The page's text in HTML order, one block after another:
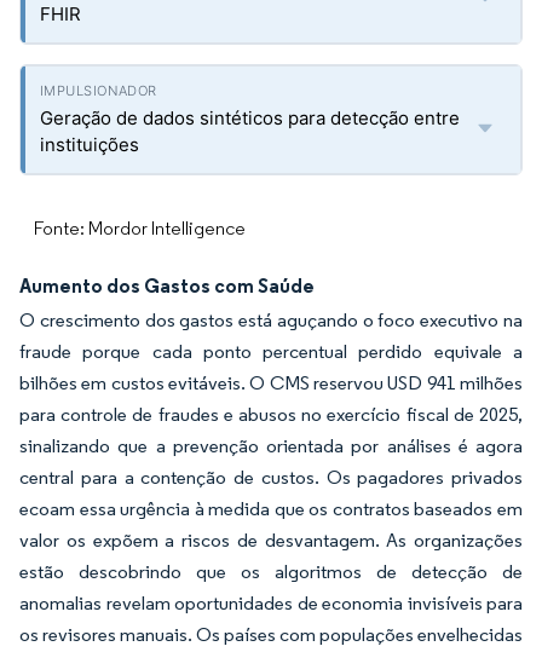
FHIR
Geração de dados sintéticos para detecção entre
instituições
Fonte: Mordor Intelligence
Aumento dos Gastos com Saúde
O crescimento dos gastos está aguçando o foco executivo na
fraude porque cada ponto percentual perdido equivale a
bilhões em custos evitáveis. O CMS reservou USD 941 milhões
para controle de fraudes e abusos no exercício fiscal de 2025,
sinalizando que a prevenção orientada por análises é agora
central para a contenção de custos. Os pagadores privados
ecoam essa urgência à medida que os contratos baseados em
valor os expõem a riscos de desvantagem. As organizações
estão descobrindo que os algoritmos de detecção de
anomalias revelam oportunidades de economia invisíveis para
os revisores manuais. Os países com populações envelhecidas